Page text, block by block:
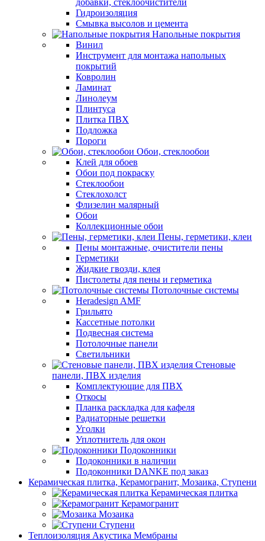
добавки, стеклоочистители
Гидроизоляция
Смывка высолов и цемента
Напольные покрытия
Винил
Инструмент для монтажа напольных
покрытий
Ковролин
Ламинат
Линолеум
Плинтуса
Плитка ПВХ
Подложка
Пороги
Обои, стеклообои
Клей для обоев
Обои под покраску
Стеклообои
Стеклохолст
Флизелин малярный
Обои
Коллекционные обои
Пены, герметики, клеи
Пены монтажные, очистители пены
Герметики
Жидкие гвозди, клея
Пистолеты для пены и герметика
Потолочные системы
Heradesign AMF
Грильято
Кассетные потолки
Подвесная система
Потолочные панели
Светильники
Стеновые
панели, ПВХ изделия
Комплектующие для ПВХ
Откосы
Планка раскладка для кафеля
Радиаторные решетки
Уголки
Уплотнитель для окон
Подоконники
Подоконники в наличии
Подоконники DANKE под заказ
Керамическая плитка, Керамогранит, Мозаика, Ступени
Керамическая плитка
Керамогранит
Мозаика
Ступени
Теплоизоляция Акустика Мембраны